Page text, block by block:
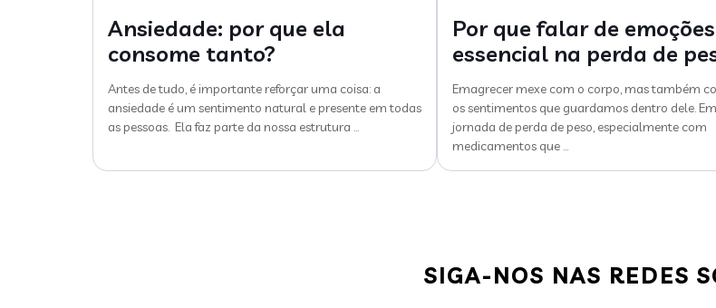
Ansiedade: por que ela
consome tanto?
Antes de tudo, é importante reforçar uma coisa: a
ansiedade é um sentimento natural e presente em todas
as pessoas. Ela faz parte da nossa estrutura …
Por que falar de
essencial na perda de
Emagrecer mexe com o corpo, mas também
os sentimentos que guardamos dentro dele.
jornada de perda de peso, especialmente com
medicamentos que …
SIGA-NOS NAS REDES